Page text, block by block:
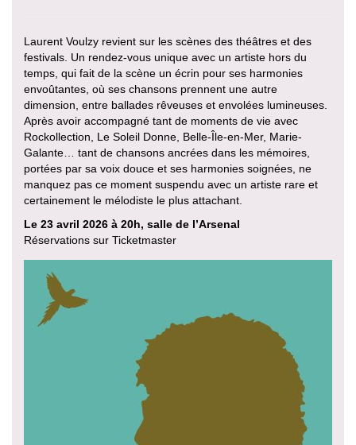
Laurent Voulzy revient sur les scènes des théâtres et des
festivals. Un rendez-vous unique avec un artiste hors du
temps, qui fait de la scène un écrin pour ses harmonies
envoûtantes, où ses chansons prennent une autre
dimension, entre ballades rêveuses et envolées lumineuses.
Après avoir accompagné tant de moments de vie avec
Rockollection, Le Soleil Donne, Belle-Île-en-Mer, Marie-
Galante… tant de chansons ancrées dans les mémoires,
portées par sa voix douce et ses harmonies soignées, ne
manquez pas ce moment suspendu avec un artiste rare et
certainement le mélodiste le plus attachant.
Le 23 avril 2026 à 20h, salle de l’Arsenal
Réservations sur Ticketmaster